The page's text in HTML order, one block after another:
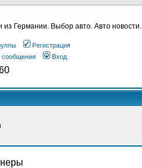
Германии. Выбор авто. Авто новости.
Регистрация
сообщения Вход